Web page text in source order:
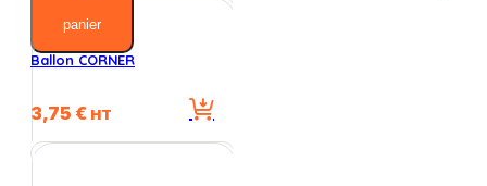
panier
Ballon CORNER
3,75 € HT